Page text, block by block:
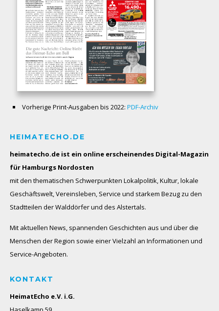
Vorherige Print-Ausgaben bis 2022: PDF-Archiv
HEIMATECHO.DE
heimatecho.de ist ein online erscheinendes Digital-Magazin
für Hamburgs Nordosten
mit den thematischen Schwerpunkten Lokalpolitik, Kultur, lokale
Geschäftswelt, Vereinsleben, Service und starkem Bezug zu den
Stadtteilen der Walddörfer und des Alstertals.
Mit aktuellen News, spannenden Geschichten aus und über die
Menschen der Region sowie einer Vielzahl an Informationen und
Service-Angeboten.
KONTAKT
HeimatEcho e.V. i.G.